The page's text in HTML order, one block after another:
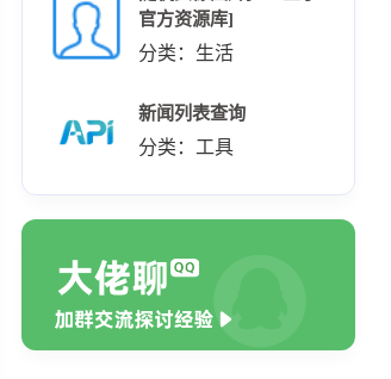
官方资源库]
分类：生活
新闻列表查询
分类：工具